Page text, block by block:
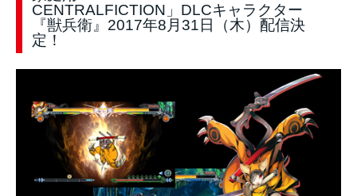
CENTRALFICTION」DLCキャラクター
『獣兵衛』2017年8月31日（木）配信決
定！